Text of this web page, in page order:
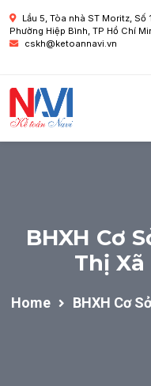
Lầu 5, Tòa nhà ST Moritz, Số
Phường Hiệp Bình, TP Hồ Chí
cskh@ketoannavi.vn
BHXH Cơ
Thị
Home
BHXH Cơ